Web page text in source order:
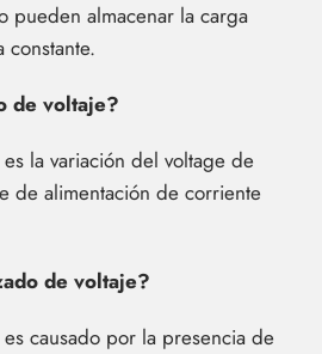
pueden almacenar la carga
constante.
de voltaje?
la variación del voltage de
de alimentación de corriente
de voltaje?
causado por la presencia de